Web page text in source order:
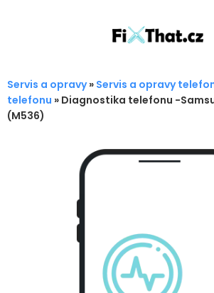
Servis a opravy» Servis a opravy
telefonu » Diagnostika telefonu -
(M536)